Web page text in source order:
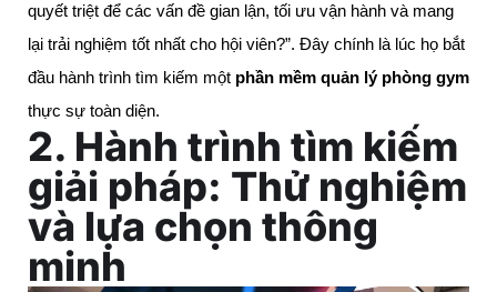
quyết triệt để các vấn đề gian lận, tối ưu vận hành và mang
lại trải nghiệm tốt nhất cho hội viên?”. Đây chính là lúc họ bắt
đầu hành trình tìm kiếm một phần mềm quản lý phòng gym
thực sự toàn diện.
2. Hành trình tìm kiếm
giải pháp: Thử nghiệm
và lựa chọn thông
minh